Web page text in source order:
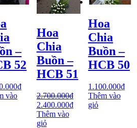
–
52
₫
vào
Hoa
Chia
Buồn –
HCB 51
2.700.000₫
2.400.000₫
Thêm vào
giỏ
Hoa
Chia
Buồn –
HCB 50
1.100.000₫
Thêm vào
giỏ